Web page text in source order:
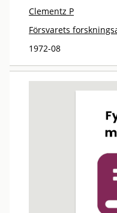
Clementz P
Försvarets
1972-08